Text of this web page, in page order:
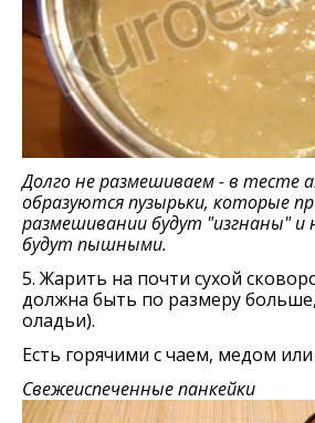
Долго не размешиваем - в тесте
образуются пузырьки, которые
размешивании будут "изгнаны" и
будут пышными.
5. Жарить на почти сухой
должна быть по размеру
оладьи).
Есть горячими с чаем, медом
Свежеиспеченные панкейки